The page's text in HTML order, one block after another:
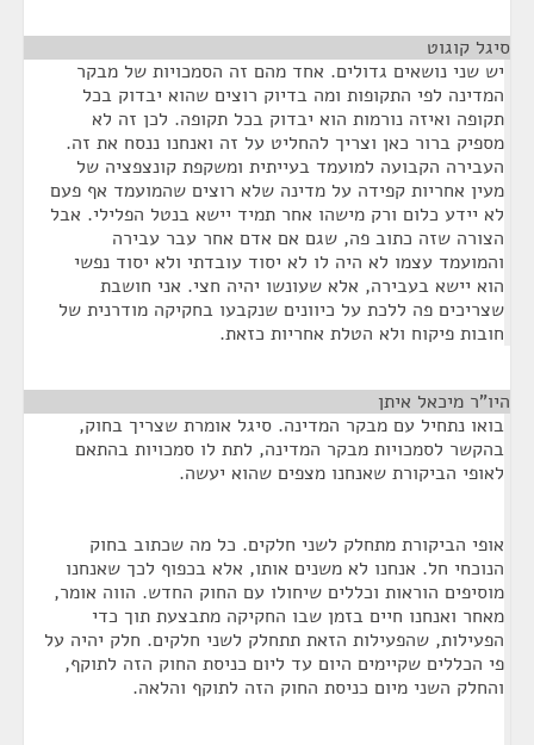
סיגל קוגוט
יש שני נושאים גדולים. אחד מהם זה הסמכויות של מבקר
המדינה לפי התקופות ומה בדיוק רוצים שהוא יבדוק בכל
תקופה ואיזה נורמות הוא יבדוק בכל תקופה. לכן זה לא
מספיק ברור כאן וצריך להחליט על זה ואנחנו ננסח את זה.
העבירה הקבועה למועמד בעייתית ומשקפת קונצפציה של
מעין אחריות קפידה על מדינה שלא רוצים שהמועמד אף פעם
לא יידע כלום ורק מישהו אחר תמיד יישא בנטל הפלילי. אבל
הצורה שזה כתוב פה, שגם אם אדם אחר עבר עבירה
והמועמד עצמו לא היה לו לא יסוד עובדתי ולא יסוד נפשי
הוא יישא בעבירה, אלא שעונשו יהיה חצי. אני חושבת
שצריכים פה ללכת על כיוונים שנקבעו בחקיקה מודרנית של
חובות פיקוח ולא הטלת אחריות כזאת.
היו"ר מיכאל איתן
בואו נתחיל עם מבקר המדינה. סיגל אומרת שצריך בחוק,
בהקשר לסמכויות מבקר המדינה, לתת לו סמכויות בהתאם
לאופי הביקורת שאנחנו מצפים שהוא יעשה.
אופי הביקורת מתחלק לשני חלקים. כל מה שכתוב בחוק
הנוכחי חל. אנחנו לא משנים אותו, אלא בכפוף לכך שאנחנו
מוסיפים הוראות וכללים שיחולו עם החוק החדש. הווה אומר,
מאחר ואנחנו חיים בזמן שבו החקיקה מתבצעת תוך כדי
הפעילות, שהפעילות הזאת תתחלק לשני חלקים. חלק יהיה על
פי הכללים שקיימים היום עד ליום כניסת החוק הזה לתוקף,
והחלק השני מיום כניסת החוק הזה לתוקף והלאה.